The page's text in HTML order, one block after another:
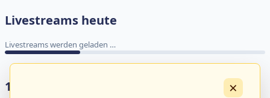
Livestreams heute
Livestreams werden geladen …
17 Vereine im S/HBV ×